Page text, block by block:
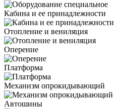
Кабина и ее принадлежности
Отопление и вениляция
Оперение
Платформа
Механизм опрокидывающий
Автошины